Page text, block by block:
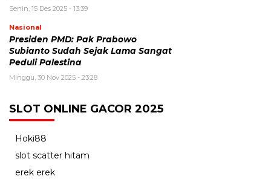
Senin, 15 Des 2025 - 13:39
Nasional
Presiden PMD: Pak Prabowo
Subianto Sudah Sejak Lama Sangat
Peduli Palestina
Minggu, 30 Nov 2025 - 23:28
SLOT ONLINE GACOR 2025
Hoki88
slot scatter hitam
erek erek